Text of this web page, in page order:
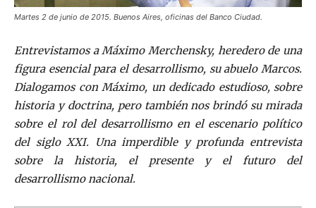
Martes 2 de junio de 2015. Buenos Aires, oficinas del Banco Ciudad.
Entrevistamos a Máximo Merchensky, heredero de una
figura esencial para el desarrollismo, su abuelo Marcos.
Dialogamos con Máximo, un dedicado estudioso, sobre
historia y doctrina, pero también nos brindó su mirada
sobre el rol del desarrollismo en el escenario político
del siglo XXI. Una imperdible y profunda entrevista
sobre la historia, el presente y el futuro del
desarrollismo nacional.